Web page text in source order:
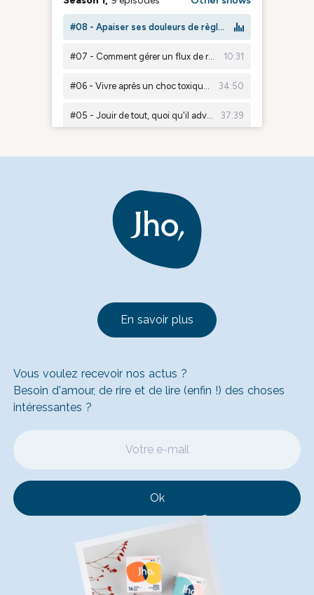
En savoir plus
Vous voulez recevoir nos actus ?
Besoin d'amour, de rire et de lire (enfin !) des choses
intéressantes ?
Ok